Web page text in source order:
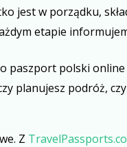
jest w porządku,
etapie
paszport polski
planujesz podróż,
Z